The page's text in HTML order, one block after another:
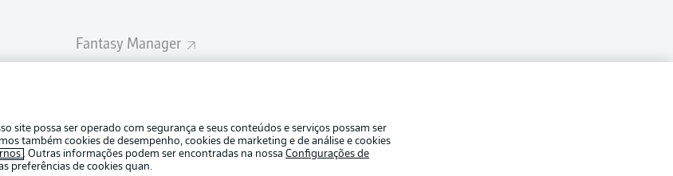
Fantasy Manager
Modo de visualização
DA BUNDESLIGA
Gerir preferências
Termos de uso
site possa ser operado com segurança e seus conteúdos e serviços possam ser
também cookies de desempenho, cookies de marketing e de análise e cookies
. Outras informações podem ser encontradas na nossa Configurações de
preferências de cookies quan.